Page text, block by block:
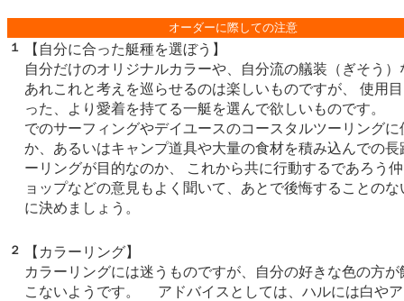
オーダーに際しての注意
１
【自分に合った艇種を選ぼう】
自分だけのオリジナルカラーや、自分流の艤装（ぎそう）
あれこれと考えを巡らせるのは楽しいものですが、 使用
った、より愛着を持てる一艇を選んで欲しいものです。
でのサーフィングやデイユースのコースタルツーリングに
か、あるいはキャンプ道具や大量の食材を積み込んでの長
ーリングが目的なのか、 これから共に行動するであろう
ョップなどの意見もよく聞いて、あとで後悔することのな
に決めましょう。
２
【カラーリング】
カラーリングには迷うものですが、自分の好きな色の方が
こないようです。 アドバイスとしては、ハルには白や